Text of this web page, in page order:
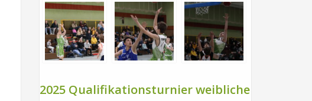
2025 Qualifikationsturnier weibliche